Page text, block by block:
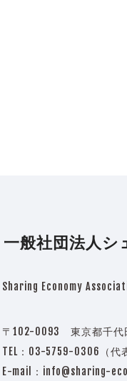
一般社団法人
Sharing Economy
〒102-0093 東京都千代田
TEL：03-5759-0306（代
E-mail：info@sharing-